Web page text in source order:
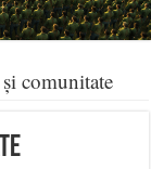
comunitate